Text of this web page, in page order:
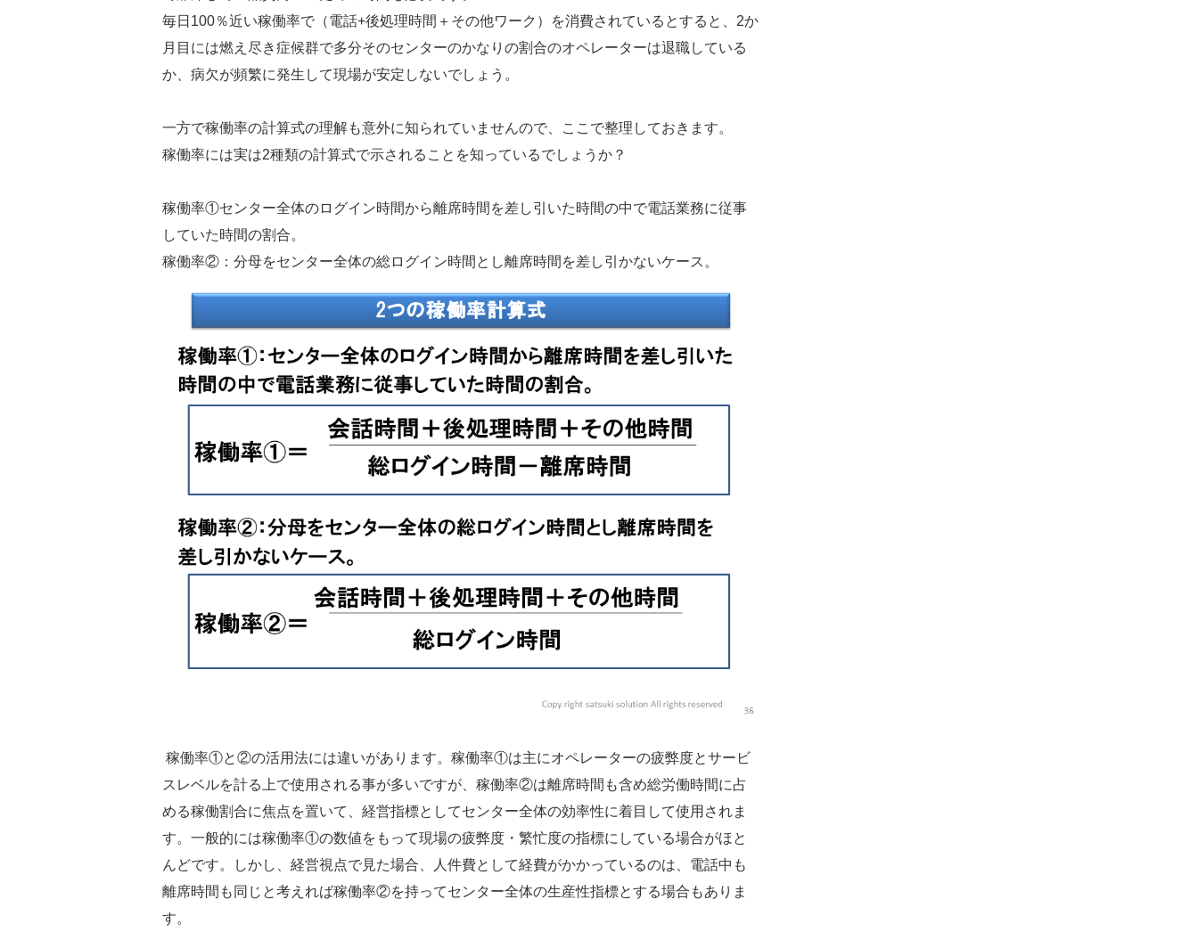
毎日100％近い稼働率で（電話+後処理時間＋その他ワーク）を消費されているとすると、2か
月目には燃え尽き症候群で多分そのセンターのかなりの割合のオペレーターは退職している
か、病欠が頻繁に発生して現場が安定しないでしょう。
一方で稼働率の計算式の理解も意外に知られていませんので、ここで整理しておきます。
稼働率には実は2種類の計算式で示されることを知っているでしょうか？
稼働率①センター全体のログイン時間から離席時間を差し引いた時間の中で電話業務に従事
していた時間の割合。
稼働率②：分母をセンター全体の総ログイン時間とし離席時間を差し引かないケース。
稼働率①と②の活用法には違いがあります。稼働率①は主にオペレーターの疲弊度とサービ
スレベルを計る上で使用される事が多いですが、稼働率②は離席時間も含め総労働時間に占
める稼働割合に焦点を置いて、経営指標としてセンター全体の効率性に着目して使用されま
す。一般的には稼働率①の数値をもって現場の疲弊度・繁忙度の指標にしている場合がほと
んどです。しかし、経営視点で見た場合、人件費として経費がかかっているのは、電話中も
離席時間も同じと考えれば稼働率②を持ってセンター全体の生産性指標とする場合もありま
す。